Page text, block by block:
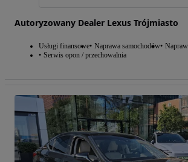
Autoryzowany Dealer Lexus Trójmiasto
Usługi finansowe Naprawa samochodów
Serwis opon / przechowalnia